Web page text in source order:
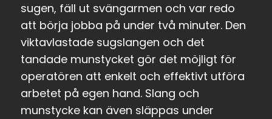
sugen, fäll ut svängarmen och var redo
att börja jobba på under två minuter. Den
viktavlastade sugslangen och det
tandade munstycket gör det möjligt för
operatören att enkelt och effektivt utföra
arbetet på egen hand. Slang och
munstycke kan även släppas under